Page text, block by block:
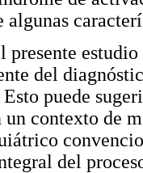
algunas
estudio
del
puede
un contexto de
del